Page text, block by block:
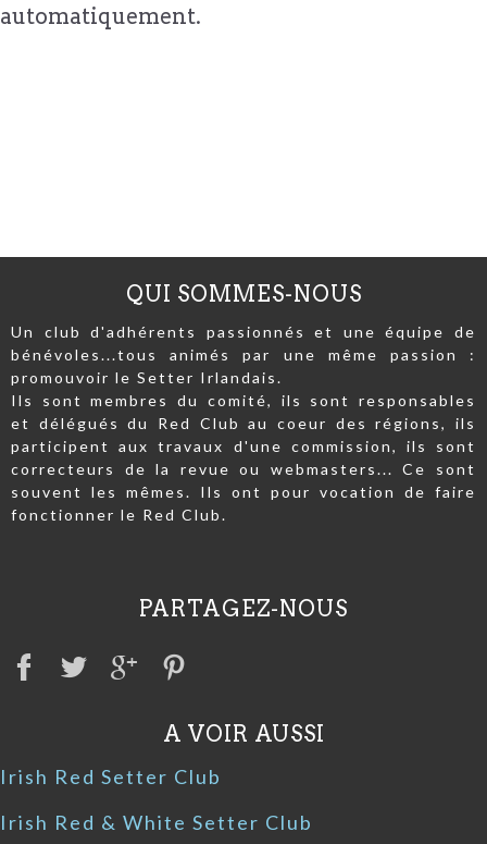
automatiquement.
QUI SOMMES-NOUS
Un club d'adhérents passionnés et une équipe de
bénévoles...tous animés par une même passion :
promouvoir le Setter Irlandais.
Ils sont membres du comité, ils sont responsables
et délégués du Red Club au coeur des régions, ils
participent aux travaux d'une commission, ils sont
correcteurs de la revue ou webmasters... Ce sont
souvent les mêmes. Ils ont pour vocation de faire
fonctionner le Red Club.
PARTAGEZ-NOUS
A VOIR AUSSI
Irish Red Setter Club
Irish Red & White Setter Club